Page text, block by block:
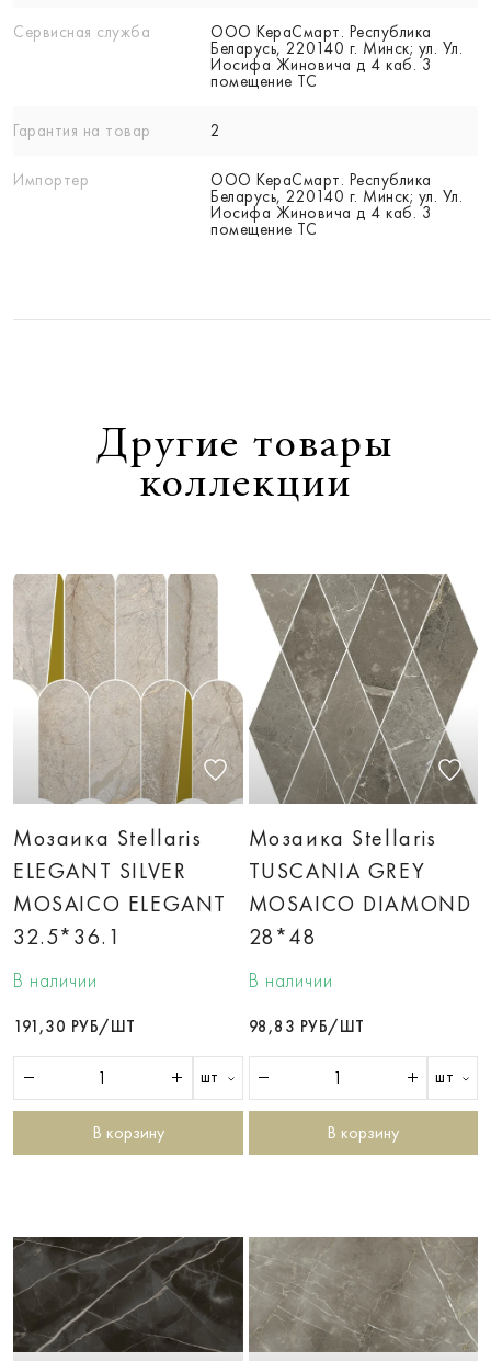
Сервисная служба
ООО КераСмарт. Республика
Беларусь, 220140 г. Минск; ул. Ул.
Иосифа Жиновича д 4 каб. 3
помещение ТС
Гарантия на товар 2
Импортер
ООО КераСмарт. Республика
Беларусь, 220140 г. Минск; ул. Ул.
Иосифа Жиновича д 4 каб. 3
помещение ТС
Другие товары
коллекции
Мозаика Stellaris
ELEGANT SILVER
MOSAICO ELEGANT
32.5*36.1
В наличии
191,30 РУБ/ШТ
шт
В корзину
Мозаика Stellaris
TUSCANIA GREY
MOSAICO DIAMOND
28*48
В наличии
98,83 РУБ/ШТ
шт
В корзину